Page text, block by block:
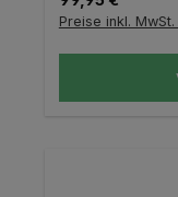
Preise inkl.